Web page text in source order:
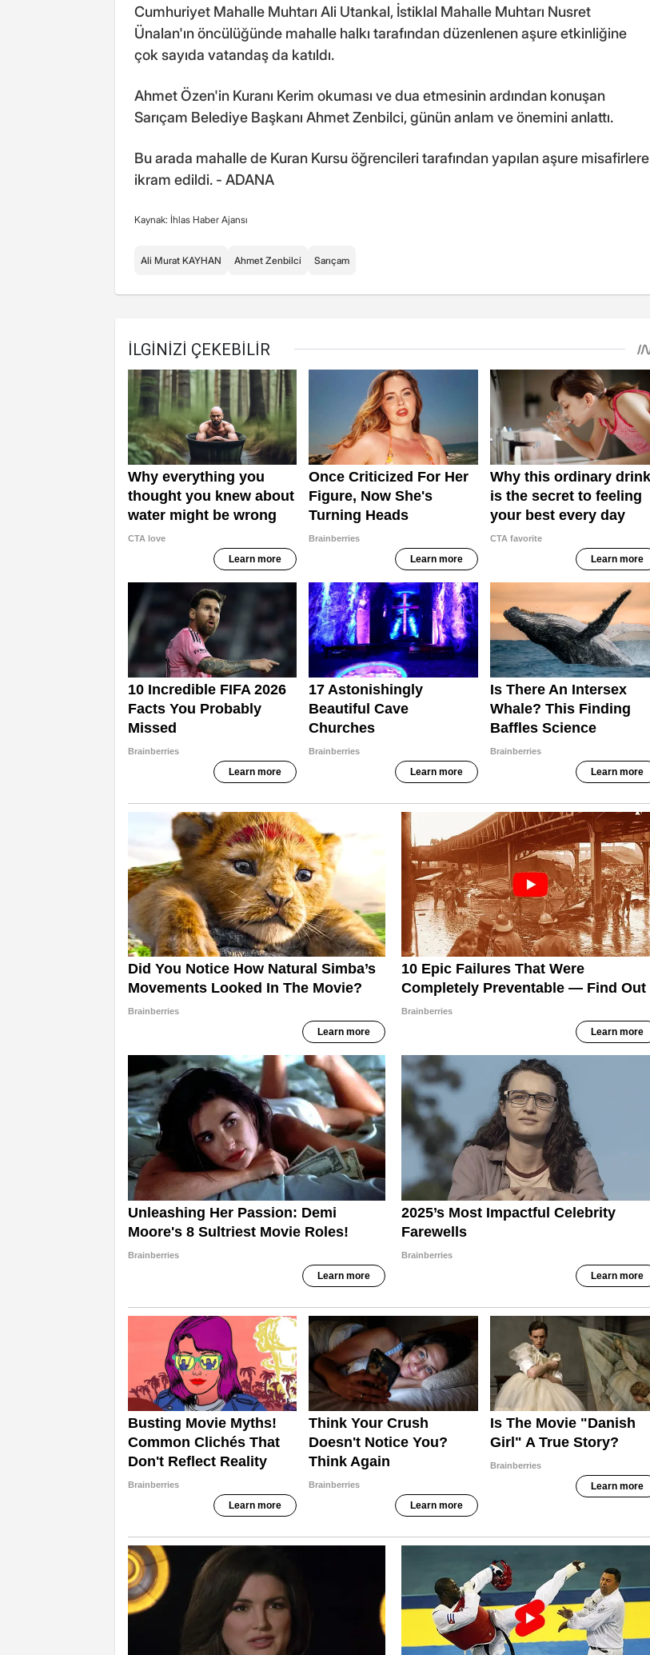
Cumhuriyet Mahalle Muhtarı Ali Utankal, İstiklal Mahalle Muhtarı Nusret
Ünalan'ın öncülüğünde mahalle halkı tarafından düzenlenen aşure etkinliğine
çok sayıda vatandaş da katıldı.
Ahmet Özen'in Kuranı Kerim okuması ve dua etmesinin ardından konuşan
Sarıçam Belediye Başkanı Ahmet Zenbilci, günün anlam ve önemini anlattı.
Bu arada mahalle de Kuran Kursu öğrencileri tarafından yapılan aşure misafirlere
ikram edildi. - ADANA
Kaynak: İhlas Haber Ajansı
Ali Murat KAYHAN Ahmet Zenbilci Sarıçam